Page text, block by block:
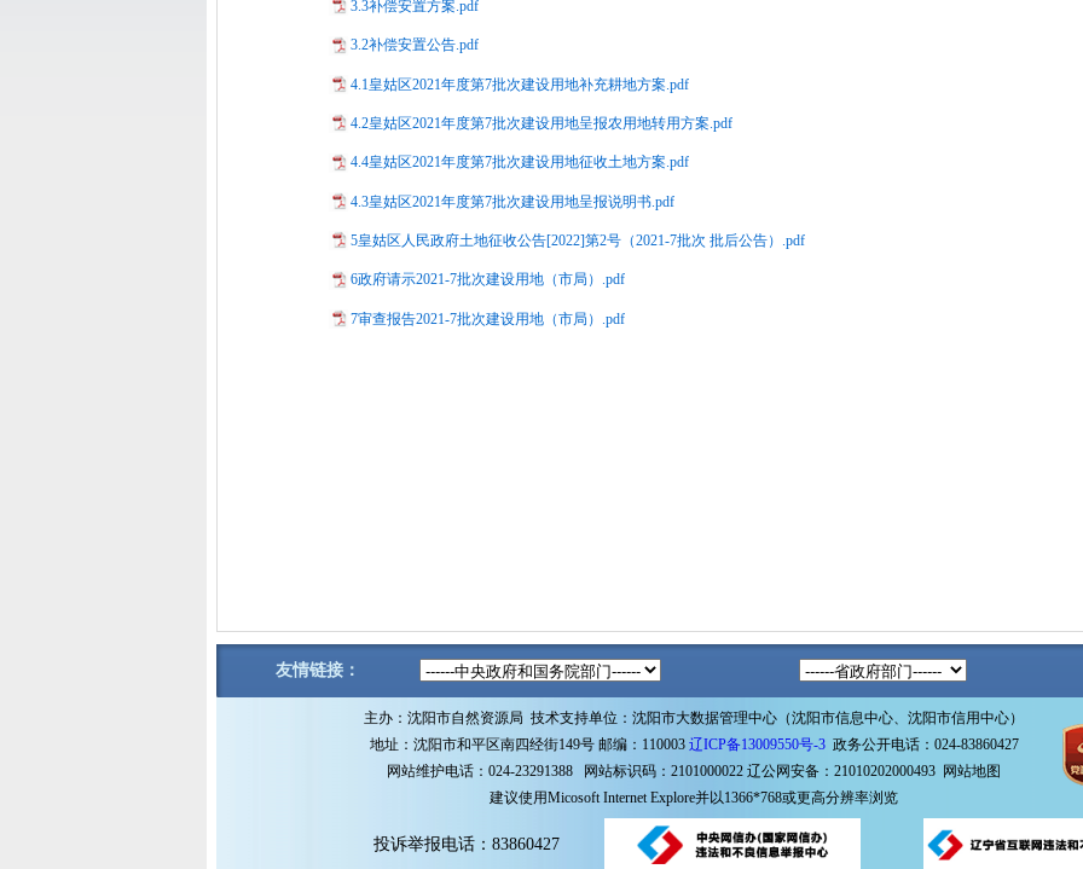
3.3补偿安置方案.pdf
3.2补偿安置公告.pdf
4.1皇姑区2021年度第7批次建设用地补充耕地方案.pdf
4.2皇姑区2021年度第7批次建设用地呈报农用地转用方案.pdf
4.4皇姑区2021年度第7批次建设用地征收土地方案.pdf
4.3皇姑区2021年度第7批次建设用地呈报说明书.pdf
5皇姑区人民政府土地征收公告[2022]第2号（2021-7批次 批后公告）.pdf
6政府请示2021-7批次建设用地（市局）.pdf
7审查报告2021-7批次建设用地（市局）.pdf
友情链接：
主办：沈阳市自然资源局 技术支持单位：沈阳市大数据管理中心（沈阳市信息中心、沈阳市信用中心）
地址：沈阳市和平区南四经街149号 邮编：110003 辽ICP备13009550号-3 政务公开电话：024-83860427
网站维护电话：024-23291388 网站标识码：2101000022 辽公网安备：21010202000493 网站地图
建议使用Micosoft Internet Explore并以1366*768或更高分辨率浏览
投诉举报电话：83860427